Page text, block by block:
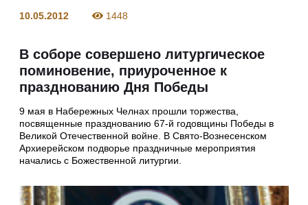
10.05.2012 1448
В соборе совершено литургическое
поминовение, приуроченное к
празднованию Дня Победы
9 мая в Набережных Челнах прошли торжества,
посвященные празднованию 67-й годовщины Победы в
Великой Отечественной войне. В Свято-Вознесенском
Архиерейском подворье праздничные мероприятия
начались с Божественной литургии.